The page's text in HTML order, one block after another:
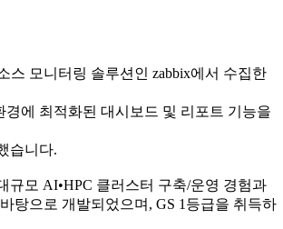
스 모니터링 솔루션인 zabbix에서 수집한
경에 최적화된 대시보드 및 리포트 기능을
습니다.
규모 AI•HPC 클러스터 구축/운영 경험과
탕으로 개발되었으며, GS 1등급을 취득하